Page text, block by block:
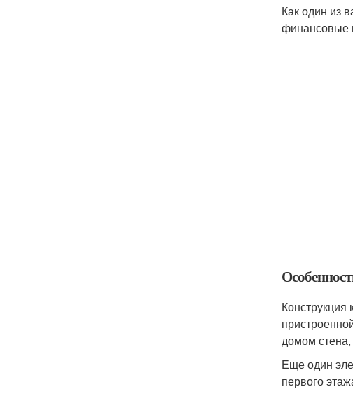
Как один из
финансовые
домом стена,
Еще один
первого